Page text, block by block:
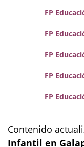
FP
FP
FP
FP
FP
Contenido
Infantil en